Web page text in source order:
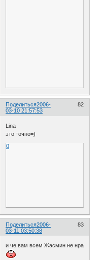
Поделиться 82
2006-
03-10 21:57:53
Lina
это точно=)
0
Поделиться 83
2006-
03-11 03:50:38
и че вам всем Жасмин не нра